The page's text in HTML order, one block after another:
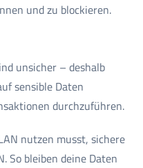
und zu blockieren.
unsicher – deshalb
sensible Daten
durchzuführen.
nutzen musst, sichere
So bleiben deine Daten